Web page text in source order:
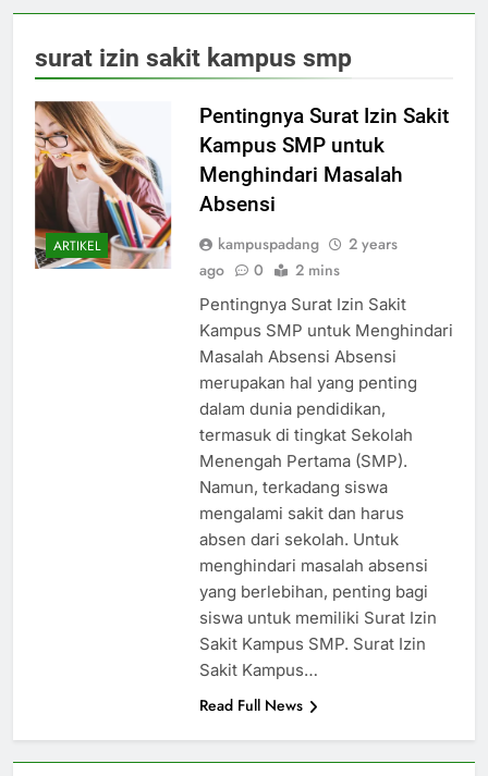
surat izin sakit kampus smp
ARTIKEL
Pentingnya Surat Izin Sakit
Kampus SMP untuk
Menghindari Masalah
Absensi
kampuspadang
2 years
ago
0 2 mins
Pentingnya Surat Izin Sakit
Kampus SMP untuk Menghindari
Masalah Absensi Absensi
merupakan hal yang penting
dalam dunia pendidikan,
termasuk di tingkat Sekolah
Menengah Pertama (SMP).
Namun, terkadang siswa
mengalami sakit dan harus
absen dari sekolah. Untuk
menghindari masalah absensi
yang berlebihan, penting bagi
siswa untuk memiliki Surat Izin
Sakit Kampus SMP. Surat Izin
Sakit Kampus…
Read Full News